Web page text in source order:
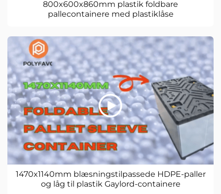
800x600x860mm plastik foldbare
pallecontainere med plastiklåse
1470x1140mm blæsningstilpassede HDPE-paller
og låg til plastik Gaylord-containere